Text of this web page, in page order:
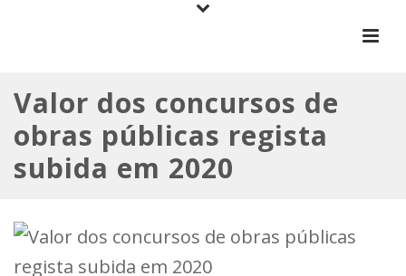
Valor dos concursos de
obras públicas regista
subida em 2020